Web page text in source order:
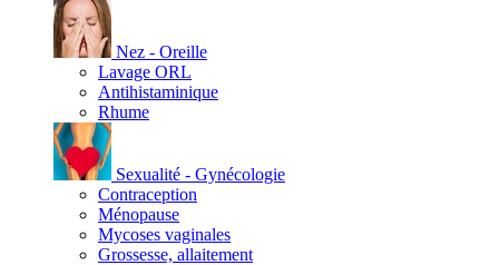
Nez - Oreille
Lavage ORL
Antihistaminique
Rhume
Sexualité - Gynécologie
Contraception
Ménopause
Mycoses vaginales
Grossesse, allaitement